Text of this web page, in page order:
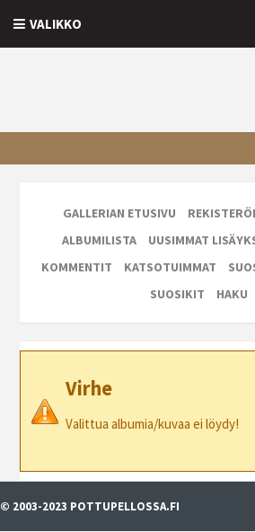
VALIKKO
GALLERIAN ETUSIVU
ALBUMILISTA
UUSIMMAT
KOMMENTIT
KATSOTUIMMAT
SUOSIKIT
HAKU
Virhe
Valittua albumia/kuvaa ei löydy!
© 2003-2023 POTTUPELLOSSA.FI